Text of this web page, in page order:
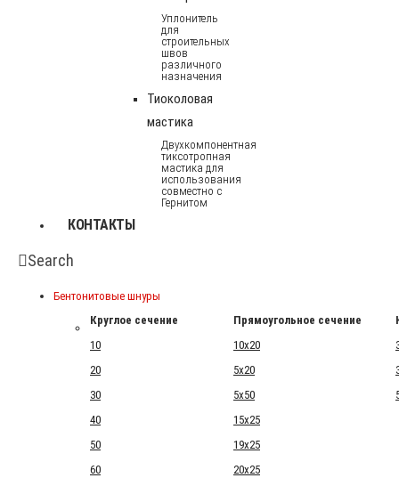
Уплонитель
для
строительных
швов
различного
назначения
Тиоколовая
мастика
Двухкомпонентная
тиксотропная
мастика для
использования
совместно с
Гернитом
КОНТАКТЫ
Search
Бентонитовые шнуры
Круглое сечение
Прямоугольное сечение
10
10x20
20
5x20
30
5x50
40
15x25
50
19x25
60
20x25